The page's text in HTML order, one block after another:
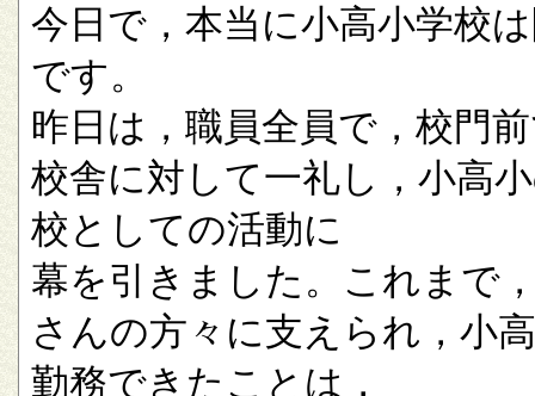
今日で，本当に小高小学校
です。
昨日は，職員全員で，校門
校舎に対して一礼し，小高
校としての活動に
幕を引きました。これまで
さんの方々に支えられ，小
勤務できたことは，